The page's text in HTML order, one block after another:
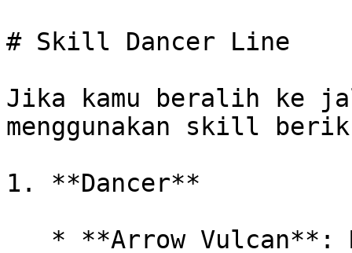
# Skill Dancer Line
Jika kamu beralih ke
menggunakan skill
1. **Dancer**